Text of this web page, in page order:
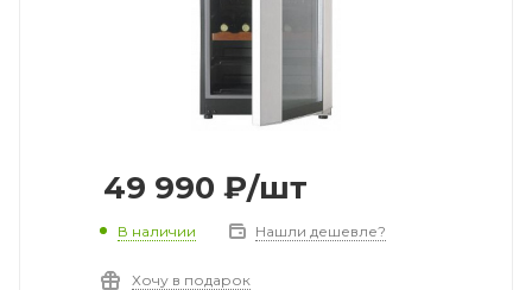
49 990 ₽/шт
В наличии Нашли дешевле?
Хочу в подарок